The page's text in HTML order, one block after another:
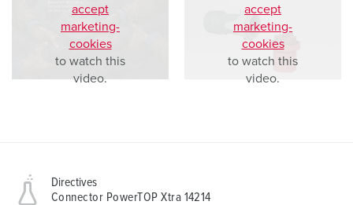
accept
marketing-
cookies
to watch this
video.
accept
marketing-
cookies
to watch this
video.
Directives
Connector PowerTOP Xtra 14214